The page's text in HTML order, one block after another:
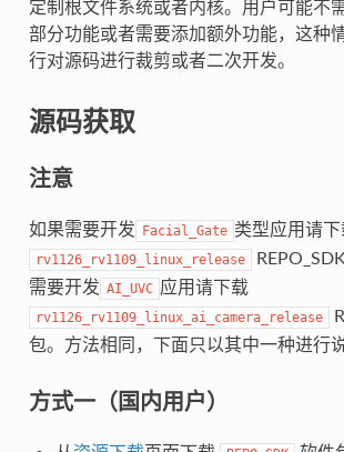
定制根文件系统或者内核。用户可能不
部分功能或者需要添加额外功能，这种
行对源码进行裁剪或者二次开发。
源码获取
注意
如果需要开发 Facial_Gate 类型应用请
rv1126_rv1109_linux_release
需要开发 AI_UVC 应用请下载
rv1126_rv1109_linux_ai_camera_release
包。方法相同，下面只以其中一种进行说
方式一（国内用户）